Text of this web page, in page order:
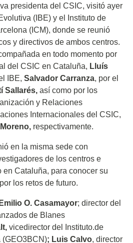
presidenta del CSIC, visitó ayer
(IBE) y el Instituto de
(ICM), donde se reunió
y directivos de ambos centros.
en todo momento por
del CSIC en Cataluña, Lluís
IBE, Salvador Carranza, por el
Sallarés, así como por los
y Relaciones
Internacionales del CSIC,
respectivamente.
en la misma sede con
de los centros e
en Cataluña, para conocer su
los retos de futuro.
Emilio O. Casamayor; director del
de Blanes
vicedirector del Instituto.de
(GEO3BCN); Luis Calvo, director